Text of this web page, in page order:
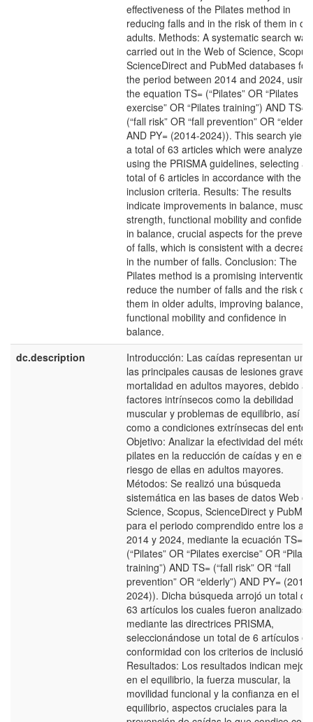
effectiveness of the Pilates method in
reducing falls and in the risk of them in
adults. Methods: A systematic search was
carried out in the Web of Science,
ScienceDirect and PubMed databases for
the period between 2014 and 2024, using
the equation TS= (“Pilates” OR “Pilates
exercise” OR “Pilates training”) AND TS=
(“fall risk” OR “fall prevention” OR
AND PY= (2014-2024)). This search
a total of 63 articles which were analyzed
using the PRISMA guidelines, selecting a
total of 6 articles in accordance with the
inclusion criteria. Results: The results
indicate improvements in balance, muscle
strength, functional mobility and
in balance, crucial aspects for the
of falls, which is consistent with a
in the number of falls. Conclusion: The
Pilates method is a promising
reduce the number of falls and the risk of
them in older adults, improving balance,
functional mobility and confidence in
balance.
dc.description
Introducción: Las caídas representan
las principales causas de lesiones graves
mortalidad en adultos mayores, debido a
factores intrínsecos como la debilidad
muscular y problemas de equilibrio, así
como a condiciones extrínsecas del
Objetivo: Analizar la efectividad del
pilates en la reducción de caídas y en el
riesgo de ellas en adultos mayores.
Métodos: Se realizó una búsqueda
sistemática en las bases de datos Web of
Science, Scopus, ScienceDirect y PubMed
para el periodo comprendido entre los
2014 y 2024, mediante la ecuación TS=
(“Pilates” OR “Pilates exercise” OR
training”) AND TS= (“fall risk” OR “fall
prevention” OR “elderly”) AND PY= (2014-
2024)). Dicha búsqueda arrojó un total de
63 artículos los cuales fueron analizados
mediante las directrices PRISMA,
seleccionándose un total de 6 artículos en
conformidad con los criterios de inclusión.
Resultados: Los resultados indican
en el equilibrio, la fuerza muscular, la
movilidad funcional y la confianza en el
equilibrio, aspectos cruciales para la